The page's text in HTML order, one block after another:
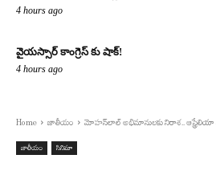
4 hours ago
వైయస్సార్ కాంగ్రెస్ కు షాక్!
4 hours ago